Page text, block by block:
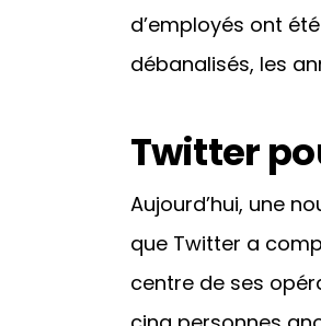
d’employés ont
débanalisés, les
Twitter
Aujourd’hui, une
que Twitter a
centre de ses